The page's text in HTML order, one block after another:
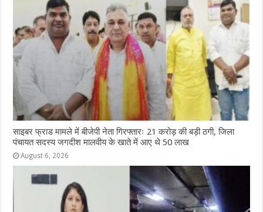
साइबर फ्राड मामले में बीजेपी नेता गिरफ्तारः 21 करोड़ की बड़ी ठगी, जिला
पंचायत सदस्य जगदीश मालवीय के खाते में आए थे 50 लाख
August 6, 2026